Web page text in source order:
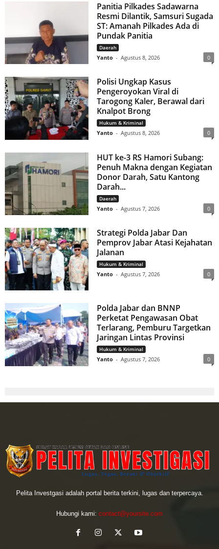
Panitia Pilkades Sadawarna
Resmi Dilantik, Samsuri Sugada
ST: Amanah Pilkades Ada di
Pundak Panitia
Daerah
Yanto - Agustus 8, 2026 0
Polisi Ungkap Kasus
Pengeroyokan Viral di
Tarogong Kaler, Berawal dari
Knalpot Brong
Hukum & Kriminal
Yanto - Agustus 8, 2026 0
HUT ke-3 RS Hamori Subang:
Penuh Makna dengan Kegiatan
Donor Darah, Satu Kantong
Darah...
Daerah
Yanto - Agustus 7, 2026 0
Strategi Polda Jabar Dan
Pemprov Jabar Atasi Kejahatan
Jalanan
Hukum & Kriminal
Yanto - Agustus 7, 2026 0
Polda Jabar dan BNNP
Perketat Pengawasan Obat
Terlarang, Pemburu Targetkan
Jaringan Lintas Provinsi
Hukum & Kriminal
Yanto - Agustus 7, 2026 0
Pelita Investgasi adalah portal berita terkini, lugas dan terpercaya.
Hubungi kami: contact@yoursite.com